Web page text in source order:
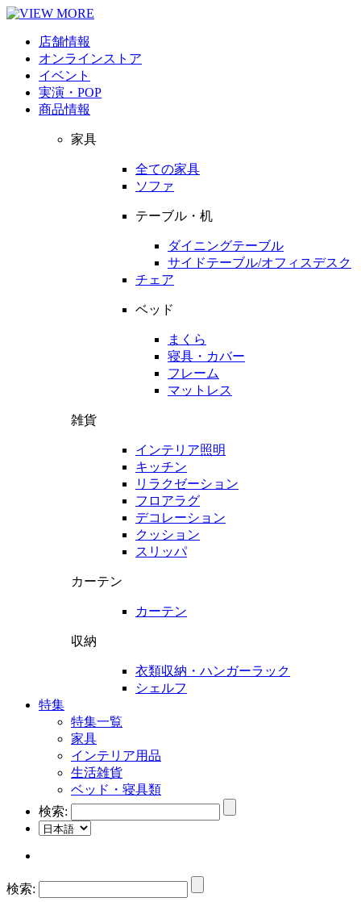
店舗情報
オンラインストア
イベント
実演・POP
商品情報
家具
全ての家具
ソファ
テーブル・机
ダイニングテーブル
サイドテーブル/オフィスデスク
チェア
ベッド
まくら
寝具・カバー
フレーム
マットレス
雑貨
インテリア照明
キッチン
リラクゼーション
フロアラグ
デコレーション
クッション
スリッパ
カーテン
カーテン
収納
衣類収納・ハンガーラック
シェルフ
特集
特集一覧
家具
インテリア用品
生活雑貨
ベッド・寝具類
検索:
検索: